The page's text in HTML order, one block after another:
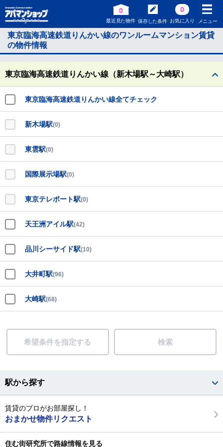
0
最近見た物件 保存した条件
0
お気に入り メニュー
東京臨海高速鉄道りんかい線のワンルームマンション賃貸
の物件情報
東京臨海高速鉄道りんかい線（新木場駅～大崎駅）
東京臨海高速鉄道りんかい線全てチェック
新木場駅(0)
東雲駅(0)
国際展示場駅(0)
東京テレポート駅(0)
天王洲アイル駅(42)
品川シーサイド駅(10)
大井町駅(96)
大崎駅(68)
希望条件を指定する 検索
駅から探す
賃貸のプロがお部屋探し！
おまかせ物件リクエスト
住む街研究所で路線情報を見る